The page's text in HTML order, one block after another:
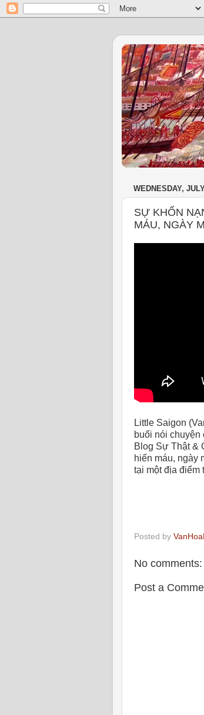
WEDNESDAY,
SỰ KHỐN
MÁU, NGÀY
Little Saigon
buổi nói
Blog Sự Thật &
hiến máu, ngày
tại một địa điểm
Posted by
No comments:
Post a